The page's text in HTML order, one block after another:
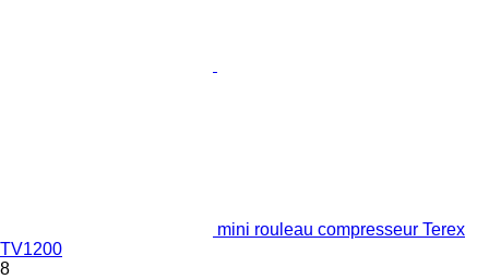
mini rouleau compresseur Terex
TV1200
8